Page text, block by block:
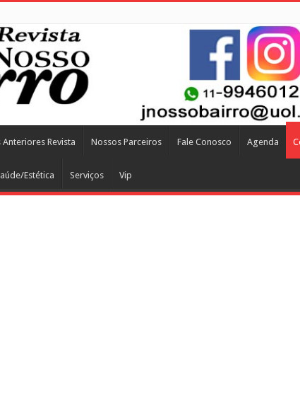
Anteriores Revista Nossos Parceiros Fale Conosco Agenda
Estética Serviços Vip